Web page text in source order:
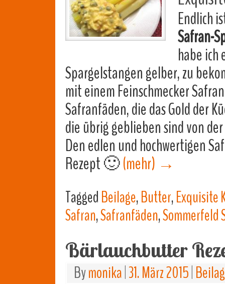
Endlich
Safran-
habe ich
Spargelstangen gelber, zu
mit einem Feinschmecker
Safranfäden, die das Gold der
die übrig geblieben sind von
Den edlen und hochwertigen
Rezept 🙂(mehr) →
TaggedBeilage,Butter,Exquisite
Safran,Safranfäden,Sommerfeld
Bärlauchbutter
Bymonika 31. März 2015